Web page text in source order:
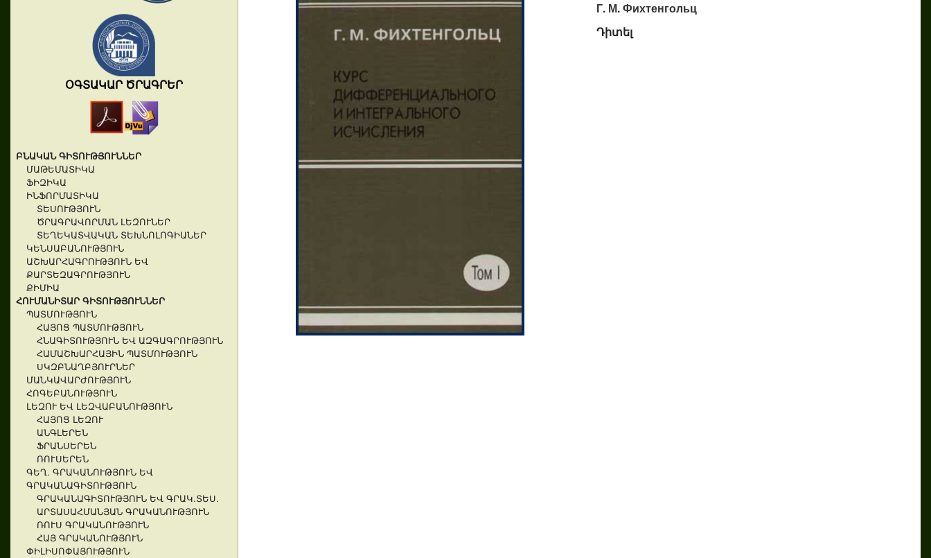
ՕԳՏԱԿԱՐ ԾՐԱԳՐԵՐ
ԲՆԱԿԱՆ ԳԻՏՈՒԹՅՈՒՆՆԵՐ
ՄԱԹԵՄԱՏԻԿԱ
ՖԻԶԻԿԱ
ԻՆՖՈՐՄԱՏԻԿԱ
ՏԵՍՈՒԹՅՈՒՆ
ԾՐԱԳՐԱՎՈՐՄԱՆ ԼԵԶՈՒՆԵՐ
ՏԵՂԵԿԱՏՎԱԿԱՆ ՏԵԽՆՈԼՈԳԻԱՆԵՐ
ԿԵՆՍԱԲԱՆՈՒԹՅՈՒՆ
ԱՇԽԱՐՀԱԳՐՈՒԹՅՈՒՆ ԵՎ
ՔԱՐՏԵԶԱԳՐՈՒԹՅՈՒՆ
ՔԻՄԻԱ
ՀՈՒՄԱՆԻՏԱՐ ԳԻՏՈՒԹՅՈՒՆՆԵՐ
ՊԱՏՄՈՒԹՅՈՒՆ
ՀԱՅՈՑ ՊԱՏՄՈՒԹՅՈՒՆ
ՀՆԱԳԻՏՈՒԹՅՈՒՆ ԵՎ ԱԶԳԱԳՐՈՒԹՅՈՒՆ
ՀԱՄԱՇԽԱՐՀԱՅԻՆ ՊԱՏՄՈՒԹՅՈՒՆ
ՍԿԶԲՆԱՂԲՅՈՒՐՆԵՐ
ՄԱՆԿԱՎԱՐԺՈՒԹՅՈՒՆ
ՀՈԳԵԲԱՆՈՒԹՅՈՒՆ
ԼԵԶՈՒ ԵՎ ԼԵԶՎԱԲԱՆՈՒԹՅՈՒՆ
ՀԱՅՈՑ ԼԵԶՈՒ
ԱՆԳԼԵՐԵՆ
ՖՐԱՆՍԵՐԵՆ
ՌՈՒՍԵՐԵՆ
ԳԵՂ. ԳՐԱԿԱՆՈՒԹՅՈՒՆ ԵՎ
ԳՐԱԿԱՆԱԳԻՏՈՒԹՅՈՒՆ
ԳՐԱԿԱՆԱԳԻՏՈՒԹՅՈՒՆ ԵՎ ԳՐԱԿ.ՏԵՍ.
ԱՐՏԱՍԱՀՄԱՆՅԱՆ ԳՐԱԿԱՆՈՒԹՅՈՒՆ
ՌՈՒՍ ԳՐԱԿԱՆՈՒԹՅՈՒՆ
ՀԱՅ ԳՐԱԿԱՆՈՒԹՅՈՒՆ
ՓԻԼԻՍՈՓԱՅՈՒԹՅՈՒՆ
Г. М. Фихтенгольц
Դիտել